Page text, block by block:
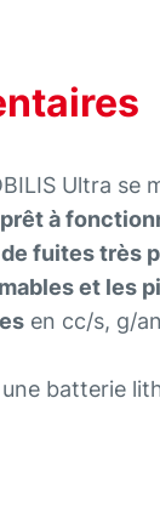
Ultra
prêt à
fuites très
et les
en cc/s, g/
une batterie